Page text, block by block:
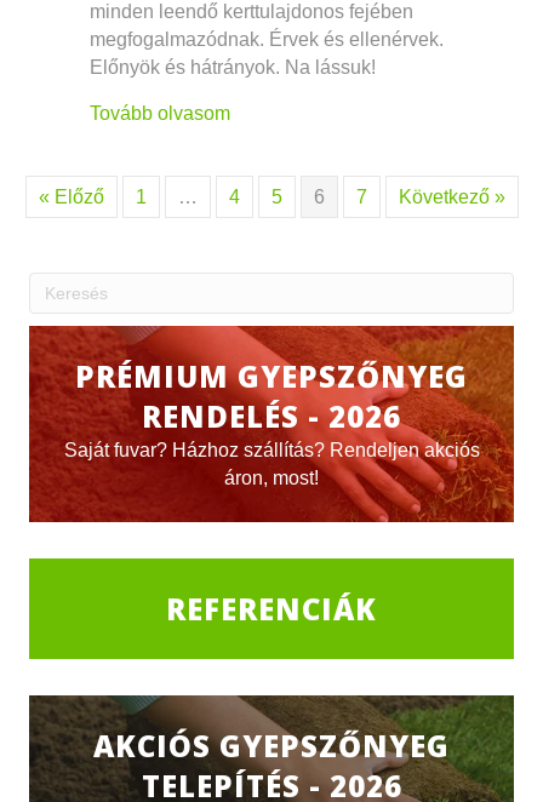
minden leendő kerttulajdonos fejében
megfogalmazódnak. Érvek és ellenérvek.
Előnyök és hátrányok. Na lássuk!
Tovább olvasomabout Automata öntözőrendszer:
« Előző 1 … 4 5 6 7 Következő »
PRÉMIUM GYEPSZŐNYEG
RENDELÉS - 2026
Saját fuvar? Házhoz szállítás? Rendeljen akciós
áron, most!
REFERENCIÁK
AKCIÓS GYEPSZŐNYEG
TELEPÍTÉS - 2026